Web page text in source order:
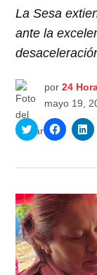
La Sesa
ante la
por 24
mayo 19,
Haz
clic
abre
en
una
ventana
nueva)
Haz
clic
abre
en
una
nueva)